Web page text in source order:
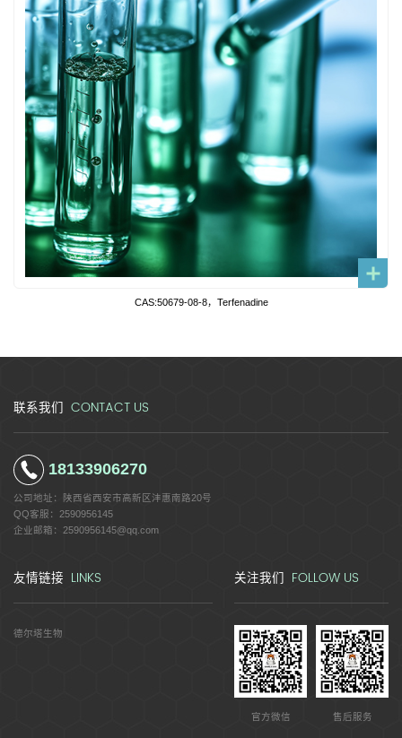
CAS:50679-08-8，Terfenadine
联系我们 CONTACT US
18133906270
公司地址：
陕西省西安市高新区沣惠南路20号
QQ客服： 2590956145
企业邮箱： 2590956145@qq.com
友情链接 LINKS
德尔塔生物
关注我们 FOLLOW US
官方微信 售后服务